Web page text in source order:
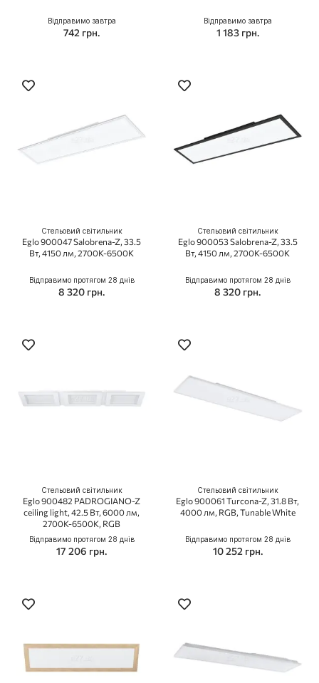
Відправимо завтра
742 грн.
Відправимо завтра
1 183 грн.
Стельовий світильник
Eglo 900047 Salobrena-Z, 33.5
Вт, 4150 лм, 2700K-6500K
Відправимо протягом 28 днів
8 320 грн.
Стельовий світильник
Eglo 900053 Salobrena-Z, 33.5
Вт, 4150 лм, 2700K-6500K
Відправимо протягом 28 днів
8 320 грн.
Стельовий світильник
Eglo 900482 PADROGIANO-Z
ceiling light, 42.5 Вт, 6000 лм,
2700К-6500К, RGB
Відправимо протягом 28 днів
17 206 грн.
Стельовий світильник
Eglo 900061 Turcona-Z, 31.8 Вт,
4000 лм, RGB, Tunable White
Відправимо протягом 28 днів
10 252 грн.